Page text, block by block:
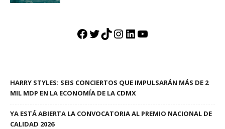
Facebook
Twitter
TikTok
Instagram
LinkedIn
YouTube
HARRY STYLES: SEIS CONCIERTOS QUE IMPULSARÁN MÁS DE 2
MIL MDP EN LA ECONOMÍA DE LA CDMX
YA ESTÁ ABIERTA LA CONVOCATORIA AL PREMIO NACIONAL DE
CALIDAD 2026